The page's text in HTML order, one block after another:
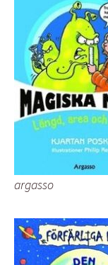
argasso